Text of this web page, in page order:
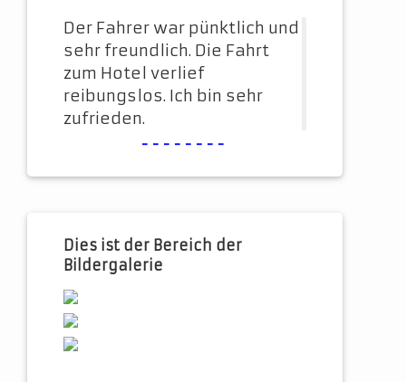
Der Fahrer war pünktlich und
sehr freundlich. Die Fahrt
zum Hotel verlief
reibungslos. Ich bin sehr
zufrieden.
--------
Dies ist der Bereich der
Bildergalerie